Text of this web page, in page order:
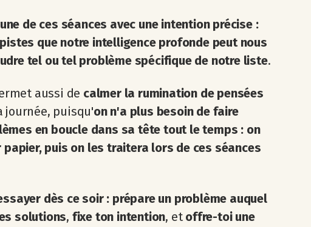
de ces séances avec une intention précise :
que notre intelligence profonde peut nous
tel ou tel problème spécifique de notre liste.
aussi de calmer la rumination de pensées
journée, puisqu'on n'a plus besoin de faire
en boucle dans sa tête tout le temps : on
puis on les traitera lors de ces séances
dès ce soir : prépare un problème auquel
solutions, fixe ton intention, et offre-toi une